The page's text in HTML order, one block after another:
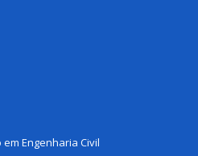
Engenharia Civil